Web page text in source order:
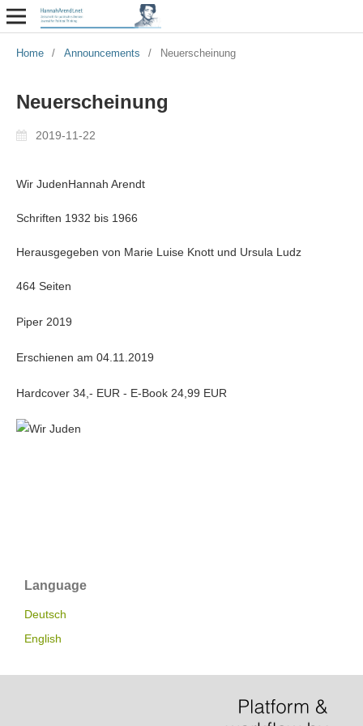
Home / Announcements / Neuerscheinung
Neuerscheinung
2019-11-22
Wir JudenHannah Arendt
Schriften 1932 bis 1966
Herausgegeben von Marie Luise Knott und Ursula Ludz
464 Seiten
Piper 2019
Erschienen am 04.11.2019
Hardcover 34,- EUR - E-Book 24,99 EUR
Language
Deutsch
English